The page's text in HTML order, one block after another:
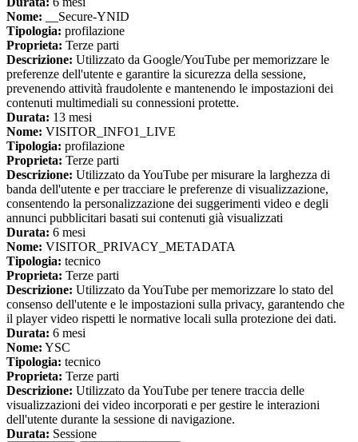
Nome: __Secure-YNID
Tipologia: profilazione
Proprieta: Terze parti
Descrizione: Utilizzato da Google/YouTube per memorizzare le
preferenze dell'utente e garantire la sicurezza della sessione,
prevenendo attività fraudolente e mantenendo le impostazioni dei
contenuti multimediali su connessioni protette.
Durata: 13 mesi
Nome: VISITOR_INFO1_LIVE
Tipologia: profilazione
Proprieta: Terze parti
Descrizione: Utilizzato da YouTube per misurare la larghezza di
banda dell'utente e per tracciare le preferenze di visualizzazione,
consentendo la personalizzazione dei suggerimenti video e degli
annunci pubblicitari basati sui contenuti già visualizzati
Durata: 6 mesi
Nome: VISITOR_PRIVACY_METADATA
Tipologia: tecnico
Proprieta: Terze parti
Descrizione: Utilizzato da YouTube per memorizzare lo stato del
consenso dell'utente e le impostazioni sulla privacy, garantendo che
il player video rispetti le normative locali sulla protezione dei dati.
Durata: 6 mesi
Nome: YSC
Tipologia: tecnico
Proprieta: Terze parti
Descrizione: Utilizzato da YouTube per tenere traccia delle
visualizzazioni dei video incorporati e per gestire le interazioni
dell'utente durante la sessione di navigazione.
Durata: Sessione